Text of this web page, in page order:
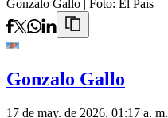
Gonzalo Gallo | Foto: El País
Gonzalo Gallo
17 de may. de 2026, 01:17 a. m.